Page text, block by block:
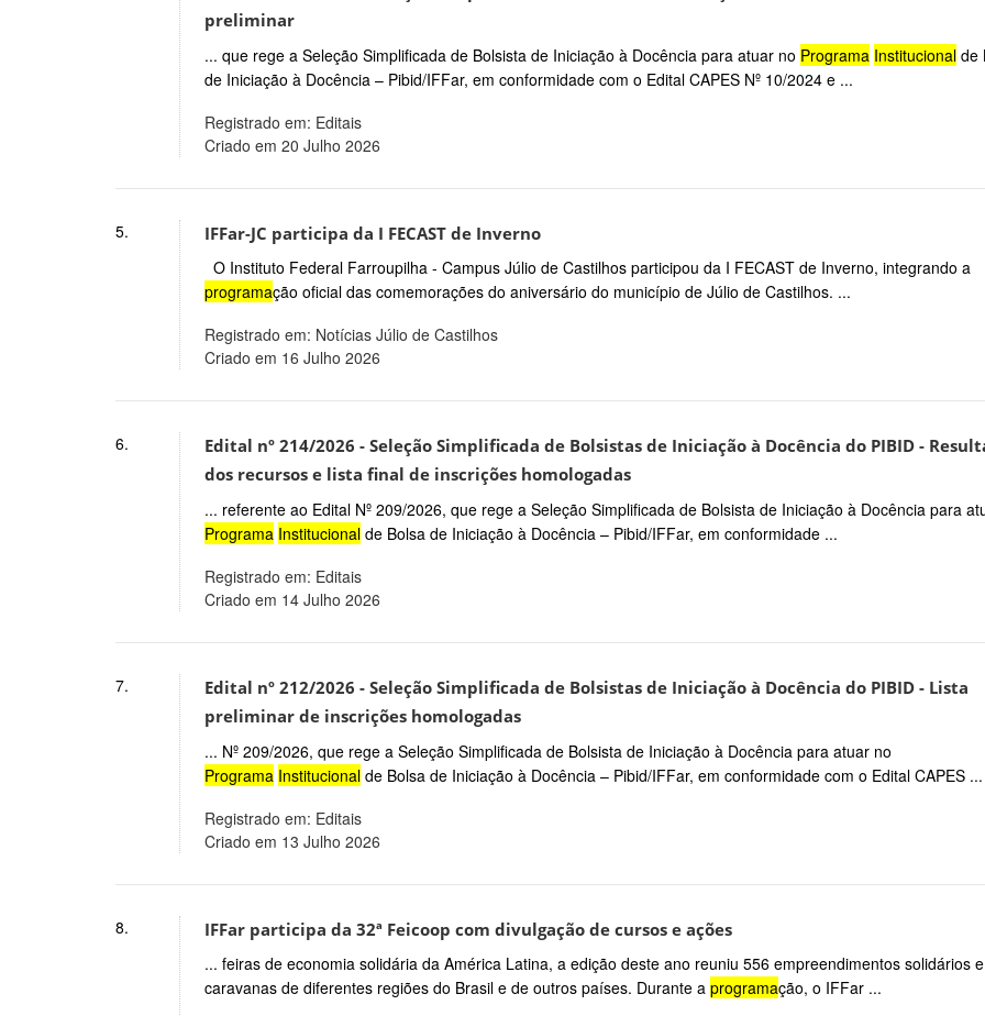
preliminar
... que rege a Seleção Simplificada de Bolsista de Iniciação à Docência para atuar no Programa Institucionalde
de Iniciação à Docência – Pibid/IFFar, em conformidade com o Edital CAPES Nº 10/2024 e ...
Registrado em: Editais
Criado em 20 Julho 2026
IFFar-JC participa da I FECAST de Inverno
O Instituto Federal Farroupilha - Campus Júlio de Castilhos participou da I FECAST de Inverno, integrando a
programação oficial das comemorações do aniversário do município de Júlio de Castilhos. ...
Registrado em: Notícias Júlio de Castilhos
Criado em 16 Julho 2026
5.
Edital nº 214/2026 - Seleção Simplificada de Bolsistas de Iniciação à Docência do PIBID -
dos recursos e lista final de inscrições homologadas
... referente ao Edital Nº 209/2026, que rege a Seleção Simplificada de Bolsista de Iniciação à Docência para
Programa Institucionalde Bolsa de Iniciação à Docência – Pibid/IFFar, em conformidade ...
Registrado em: Editais
Criado em 14 Julho 2026
6.
Edital nº 212/2026 - Seleção Simplificada de Bolsistas de Iniciação à Docência do PIBID - Lista
preliminar de inscrições homologadas
... Nº 209/2026, que rege a Seleção Simplificada de Bolsista de Iniciação à Docência para atuar no
Programa Institucionalde Bolsa de Iniciação à Docência – Pibid/IFFar, em conformidade com o Edital CAPES ...
Registrado em: Editais
Criado em 13 Julho 2026
7.
IFFar participa da 32ª Feicoop com divulgação de cursos e ações
... feiras de economia solidária da América Latina, a edição deste ano reuniu 556 empreendimentos solidários
caravanas de diferentes regiões do Brasil e de outros países. Durante a programação, o IFFar ...
8.